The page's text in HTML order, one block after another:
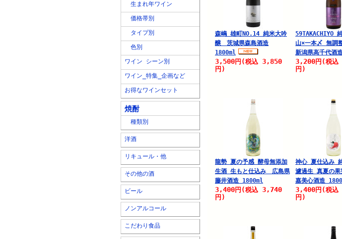
生まれ年ワイン
価格帯別
タイプ別
色別
ワイン シーン別
ワイン_特集_企画など
お得なワインセット
焼酎
種類別
洋酒
リキュール・他
その他の酒
ビール
ノンアルコール
こだわり食品
森嶋 雄町NO.14 純米大吟
醸 茨城県森島酒造
1800ml
3,500円 (税込 3,850
円)
59TAKACHIYO
山×一本〆 無調
新潟県高千代酒
3,200円 (税込
円)
龍勢 夏の予感 酵母無添加
生酒 生もと仕込み 広島県
藤井酒造 1800ml
3,400円 (税込 3,740
円)
神心 夏仕込み
濾過生 真夏の
嘉美心酒造
3,400円 (税込
円)